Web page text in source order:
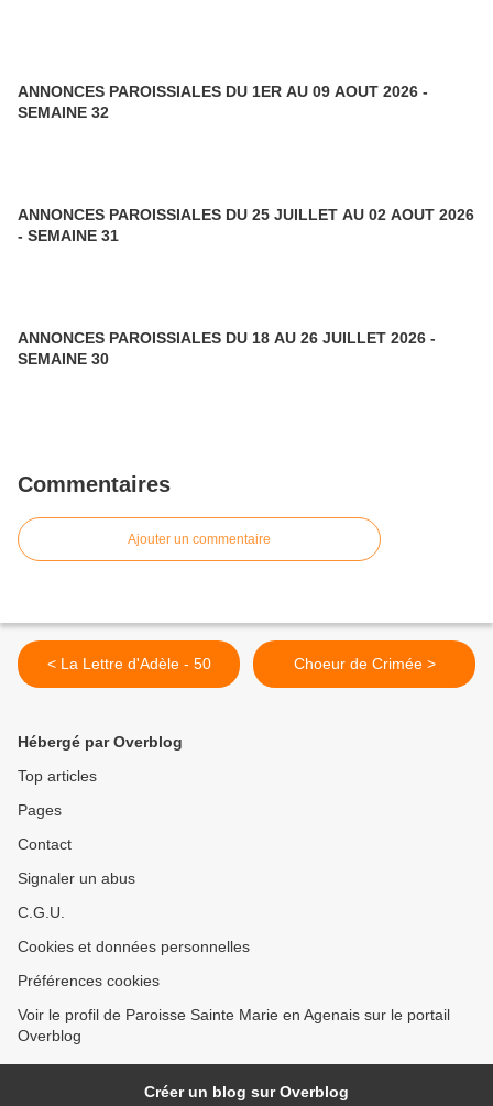
ANNONCES PAROISSIALES DU 1ER AU 09 AOUT 2026 -
SEMAINE 32
ANNONCES PAROISSIALES DU 25 JUILLET AU 02 AOUT 2026
- SEMAINE 31
ANNONCES PAROISSIALES DU 18 AU 26 JUILLET 2026 -
SEMAINE 30
Commentaires
Ajouter un commentaire
< La Lettre d'Adèle - 50 Choeur de Crimée >
Hébergé par Overblog
Top articles
Pages
Contact
Signaler un abus
C.G.U.
Cookies et données personnelles
Préférences cookies
Voir le profil de Paroisse Sainte Marie en Agenais sur le portail
Overblog
Créer un blog sur Overblog